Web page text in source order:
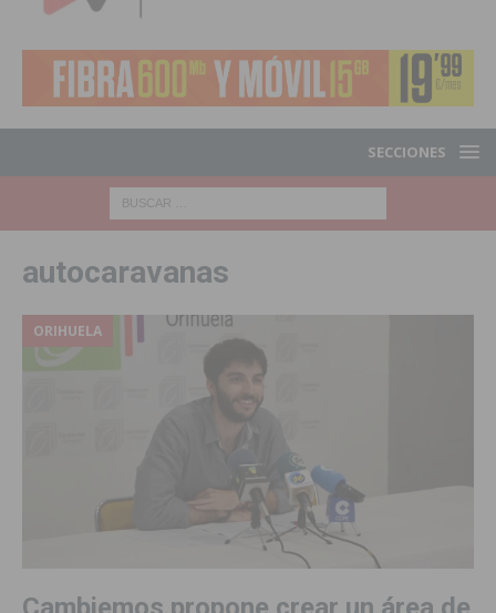
SECCIONES
autocaravanas
ORIHUELA